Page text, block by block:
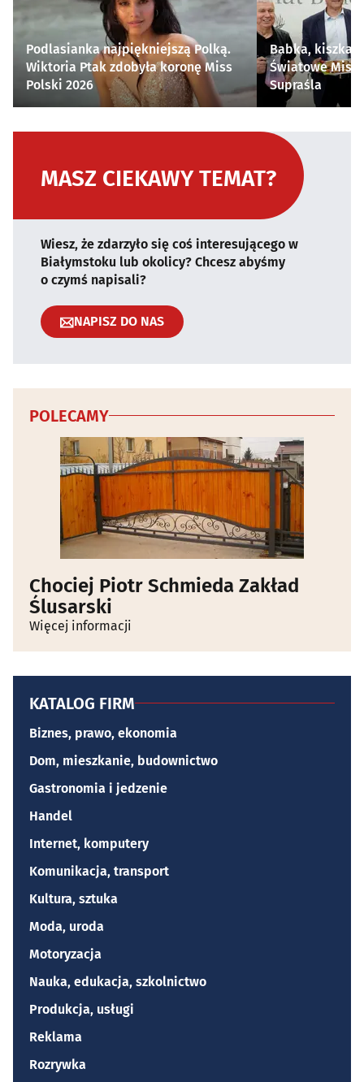
Podlasianka najpiękniejszą Polką.
Wiktoria Ptak zdobyła koronę Miss
Polski 2026
Babka, kiszka i
Światowe
Supraśla
MASZ CIEKAWY TEMAT?
Wiesz, że zdarzyło się coś interesującego w
Białymstoku lub okolicy? Chcesz abyśmy
o czymś napisali?
NAPISZ DO NAS
POLECAMY
Chociej Piotr Schmieda Zakład
Ślusarski
Więcej informacji
KATALOG FIRM
Biznes, prawo, ekonomia
Dom, mieszkanie, budownictwo
Gastronomia i jedzenie
Handel
Internet, komputery
Komunikacja, transport
Kultura, sztuka
Moda, uroda
Motoryzacja
Nauka, edukacja, szkolnictwo
Produkcja, usługi
Reklama
Rozrywka